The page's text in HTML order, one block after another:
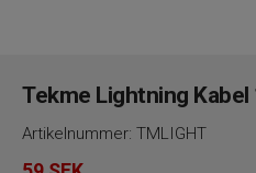
Tekme Lightning Kabel
Artikelnummer: TMLIGHT